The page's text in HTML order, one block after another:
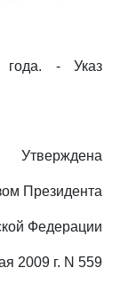
- Указ
Утверждена
Президента
Федерации
2009 г. N 559